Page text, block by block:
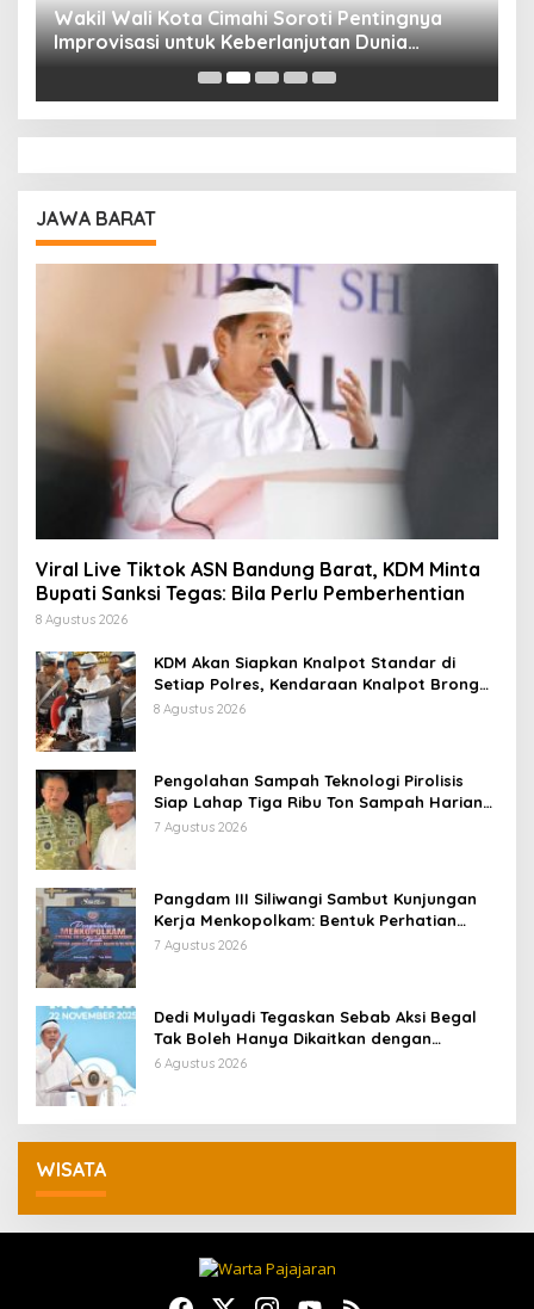
Wakil Wali Kota Cimahi Soroti Pentingnya
Improvisasi untuk Keberlanjutan Dunia
Pendidikan
JAWA BARAT
Viral Live Tiktok ASN Bandung Barat, KDM Minta
Bupati Sanksi Tegas: Bila Perlu Pemberhentian
8 Agustus 2026
KDM Akan Siapkan Knalpot Standar di
Setiap Polres, Kendaraan Knalpot Brong
Tertangkap Langsung Ganti
8 Agustus 2026
Pengolahan Sampah Teknologi Pirolisis
Siap Lahap Tiga Ribu Ton Sampah Harian
Jawa Barat
7 Agustus 2026
Pangdam III Siliwangi Sambut Kunjungan
Kerja Menkopolkam: Bentuk Perhatian
Pemerintah
7 Agustus 2026
Dedi Mulyadi Tegaskan Sebab Aksi Begal
Tak Boleh Hanya Dikaitkan dengan
Ekonomi
6 Agustus 2026
WISATA